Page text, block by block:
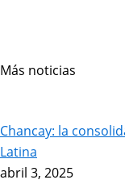
Más noticias
Chancay: la
Latina
abril 3, 2025